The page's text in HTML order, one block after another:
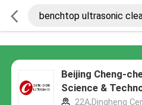
Beijing Cheng-
Science &
22A,Dingheng